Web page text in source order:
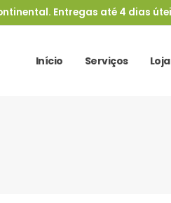
Entregas até 4 dias
Início Serviços